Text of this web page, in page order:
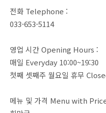
전화 Telephone :
033-653-5114
영업 시간 Opening Hours :
매일 Everyday 10:00~19:30
첫째 셋째주 월요일 휴무
메뉴 및 가격 Menu with